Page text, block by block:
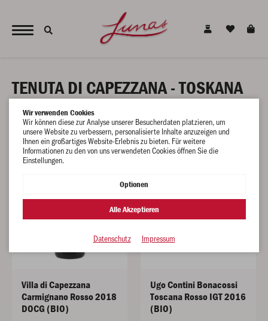
TENUTA DI CAPEZZANA - TOSKANA
Villa di Capezzana
Carmignano Rosso 2018
DOCG (BIO)
Ugo Contini Bonacossi
Toscana Rosso IGT 2016
(BIO)
Wir verwenden Cookies
Wir können diese zur Analyse unserer Besucherdaten platzieren, um
unsere Website zu verbessern, personalisierte Inhalte anzuzeigen und
Ihnen ein großartiges Website-Erlebnis zu bieten. Für weitere
Informationen zu den von uns verwendeten Cookies öffnen Sie die
Einstellungen.
Optionen
Alle Akzeptieren
Datenschutz Impressum